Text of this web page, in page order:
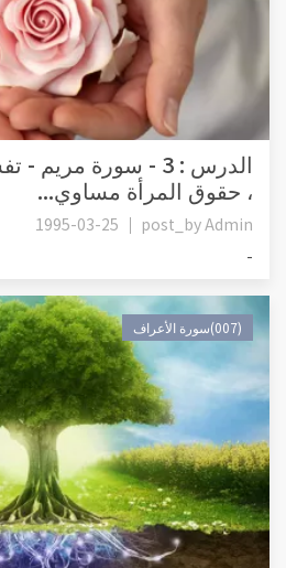
، حقوق المرأة مساوي...
post_byAdmin
1995-03-25
-
(007)سورة الأعراف